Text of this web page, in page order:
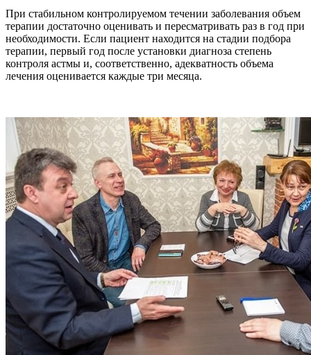
При стабильном контролируемом течении заболевания объем
терапии достаточно оценивать и пересматривать раз в год при
необходимости. Если пациент находится на стадии подбора
терапии, первый год после установки диагноза степень
контроля астмы и, соответственно, адекватность объема
лечения оценивается каждые три месяца.